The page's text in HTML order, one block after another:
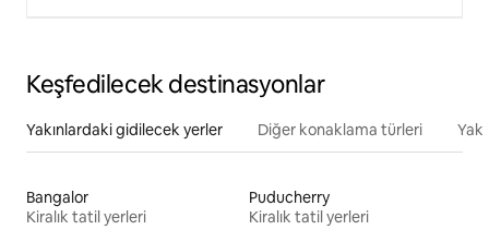
Keşfedilecek destinasyonlar
Yakınlardaki gidilecek yerler Diğer konaklama türleri
Bangalor
Kiralık tatil yerleri
Puducherry
Kiralık tatil yerleri